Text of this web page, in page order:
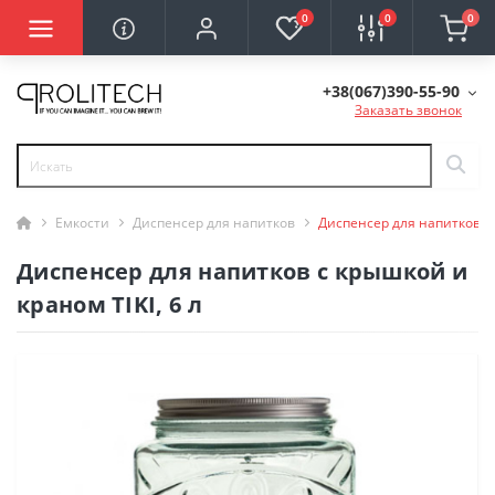
0 0 0
+38(067)390-55-90
Заказать звонок
Емкости Диспенсер для напитков Диспенсер для напитков
Диспенсер для напитков с крышкой и
краном TIKI, 6 л